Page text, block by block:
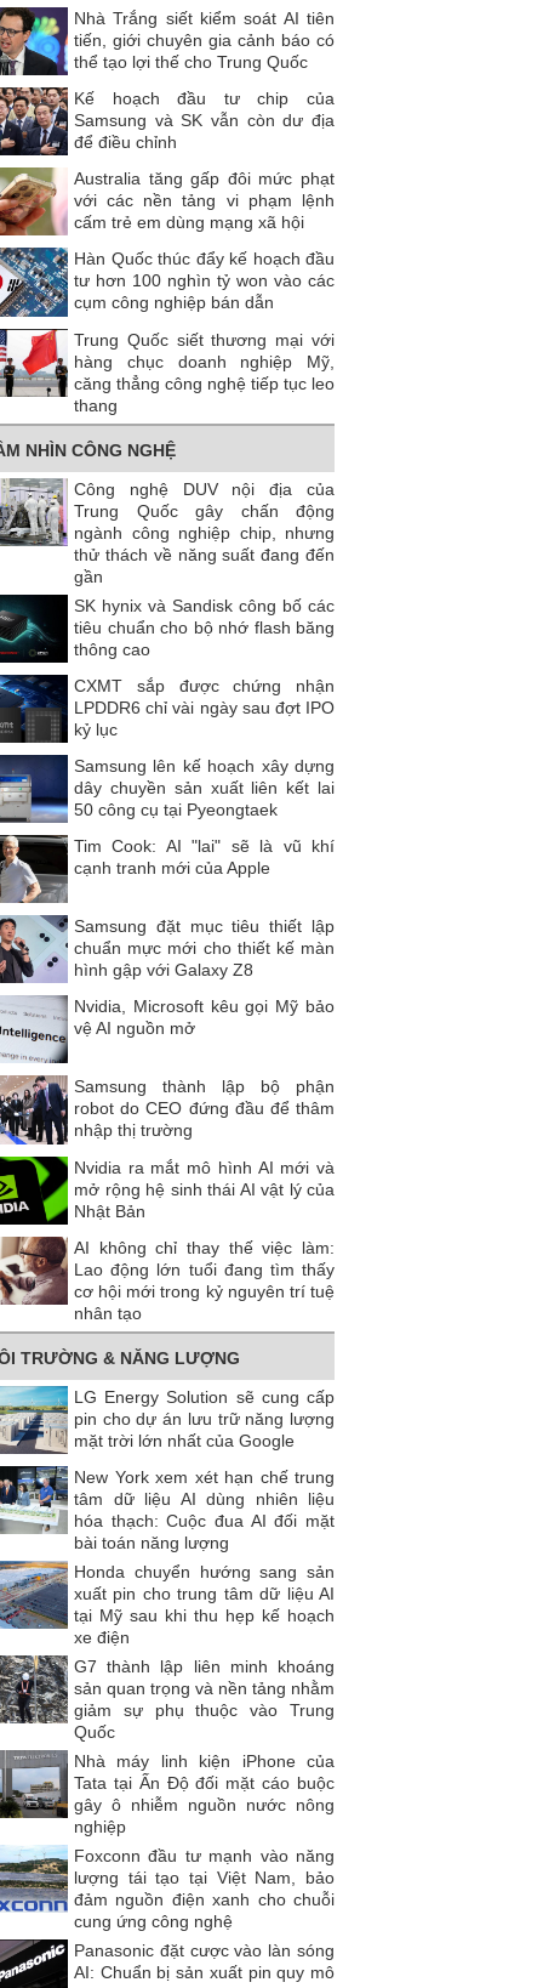
Nhà Trắng siết kiểm soát AI tiên
tiến, giới chuyên gia cảnh báo có
thể tạo lợi thế cho Trung Quốc
Kế hoạch đầu tư chip của
Samsung và SK vẫn còn dư địa
để điều chỉnh
Australia tăng gấp đôi mức phạt
với các nền tảng vi phạm lệnh
cấm trẻ em dùng mạng xã hội
Hàn Quốc thúc đẩy kế hoạch đầu
tư hơn 100 nghìn tỷ won vào các
cụm công nghiệp bán dẫn
Trung Quốc siết thương mại với
hàng chục doanh nghiệp Mỹ,
căng thẳng công nghệ tiếp tục leo
thang
NHÌN CÔNG NGHỆ
Công nghệ DUV nội địa của
Trung Quốc gây chấn động
ngành công nghiệp chip, nhưng
thử thách về năng suất đang đến
gần
SK hynix và Sandisk công bố các
tiêu chuẩn cho bộ nhớ flash băng
thông cao
CXMT sắp được chứng nhận
LPDDR6 chỉ vài ngày sau đợt IPO
kỷ lục
Samsung lên kế hoạch xây dựng
dây chuyền sản xuất liên kết lai
50 công cụ tại Pyeongtaek
Tim Cook: AI "lai" sẽ là vũ khí
cạnh tranh mới của Apple
Samsung đặt mục tiêu thiết lập
chuẩn mực mới cho thiết kế màn
hình gập với Galaxy Z8
Nvidia, Microsoft kêu gọi Mỹ bảo
vệ AI nguồn mở
Samsung thành lập bộ phận
robot do CEO đứng đầu để thâm
nhập thị trường
Nvidia ra mắt mô hình AI mới và
mở rộng hệ sinh thái AI vật lý của
Nhật Bản
AI không chỉ thay thế việc làm:
Lao động lớn tuổi đang tìm thấy
cơ hội mới trong kỷ nguyên trí tuệ
nhân tạo
TRƯỜNG & NĂNG LƯỢNG
LG Energy Solution sẽ cung cấp
pin cho dự án lưu trữ năng lượng
mặt trời lớn nhất của Google
New York xem xét hạn chế trung
tâm dữ liệu AI dùng nhiên liệu
hóa thạch: Cuộc đua AI đối mặt
bài toán năng lượng
Honda chuyển hướng sang sản
xuất pin cho trung tâm dữ liệu AI
tại Mỹ sau khi thu hẹp kế hoạch
xe điện
G7 thành lập liên minh khoáng
sản quan trọng và nền tảng nhằm
giảm sự phụ thuộc vào Trung
Quốc
Nhà máy linh kiện iPhone của
Tata tại Ấn Độ đối mặt cáo buộc
gây ô nhiễm nguồn nước nông
nghiệp
Foxconn đầu tư mạnh vào năng
lượng tái tạo tại Việt Nam, bảo
đảm nguồn điện xanh cho chuỗi
cung ứng công nghệ
Panasonic đặt cược vào làn sóng
AI: Chuẩn bị sản xuất pin quy mô